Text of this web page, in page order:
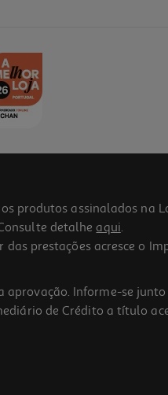
produtos assinalados na
detalhe aqui.
prestações acresce o
Informe-se
de Crédito a título